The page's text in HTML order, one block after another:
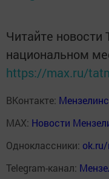
Читайте новости
национальном
https://max.ru/
ВКонтакте:
MAX: Новости
Одноклассники:
Telegram-канал: